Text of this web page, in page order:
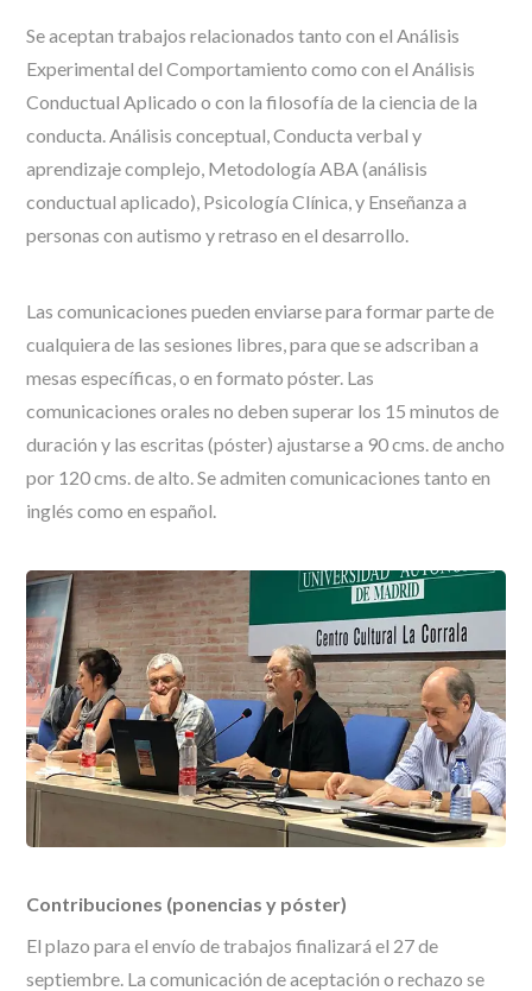
Se aceptan trabajos relacionados tanto con el Análisis
Experimental del Comportamiento como con el Análisis
Conductual Aplicado o con la filosofía de la ciencia de la
conducta. Análisis conceptual, Conducta verbal y
aprendizaje complejo, Metodología ABA (análisis
conductual aplicado), Psicología Clínica, y Enseñanza a
personas con autismo y retraso en el desarrollo.
Las comunicaciones pueden enviarse para formar parte de
cualquiera de las sesiones libres, para que se adscriban a
mesas específicas, o en formato póster. Las
comunicaciones orales no deben superar los 15 minutos de
duración y las escritas (póster) ajustarse a 90 cms. de ancho
por 120 cms. de alto. Se admiten comunicaciones tanto en
inglés como en español.
Contribuciones (ponencias y póster)
El plazo para el envío de trabajos finalizará el 27 de
septiembre. La comunicación de aceptación o rechazo se